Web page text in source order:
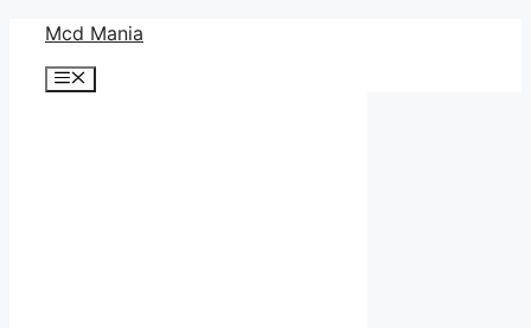
Mcd Mania
メ